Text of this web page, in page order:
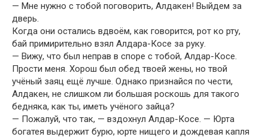
— Мне нужно с тобой поговорить, Алдакен! Выйдем за
дверь.
Когда они остались вдвоём, как говорится, рот ко рту,
бай примирительно взял Алдара-Косе за руку.
— Вижу, что был неправ в споре с тобой, Алдар-Косе.
Прости меня. Хорош был обед твоей жены, но твой
учёный заяц ещё лучше. Однако признайся по чести,
Алдакен, не слишком ли большая роскошь для такого
бедняка, как ты, иметь учёного зайца?
— Пожалуй, что так, — вздохнул Алдар-Косе. — Юрта
богатея выдержит бурю, юрте нищего и дождевая капля